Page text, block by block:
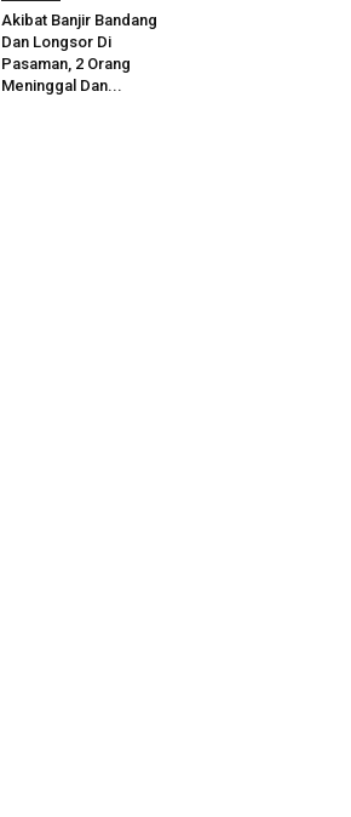
Akibat Banjir Bandang
Dan Longsor Di
Pasaman, 2 Orang
Meninggal Dan...